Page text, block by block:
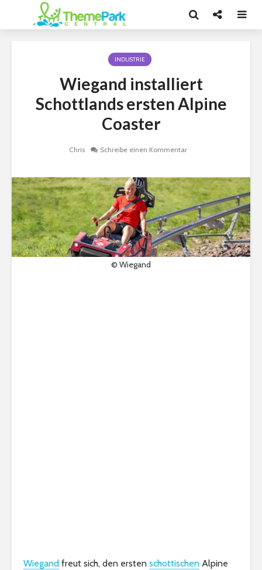
INDUSTRIE
Wiegand installiert
Schottlands ersten Alpine
Coaster
Chris Schreibe einen Kommentar
© Wiegand
Wiegand freut sich, den ersten schottischen Alpine